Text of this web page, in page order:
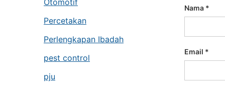
Otomotif
Percetakan
Perlengkapan Ibadah
pest control
pju
Nama *
Email *